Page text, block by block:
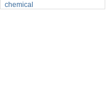
chemical